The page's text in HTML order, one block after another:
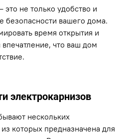
не только удобство и
безопасности вашего дома.
время открытия и
что ваш дом
электрокарнизов
нескольких
которых предназначена для